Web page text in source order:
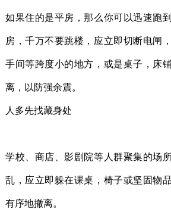
如果住的是平房，那么你可以迅速跑
房，千万不要跳楼，应立即切断电闸
手间等跨度小的地方，或是桌子，床
离，以防强余震。
人多先找藏身处
学校、商店、影剧院等人群聚集的场
乱，应立即躲在课桌，椅子或坚固物
有序地撤离。